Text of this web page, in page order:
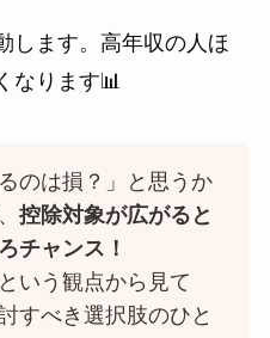
します。高年収の人ほ
なります📊
のは損？」と思うか
控除対象が広がると
チャンス！
いう観点から見て
すべき選択肢のひと